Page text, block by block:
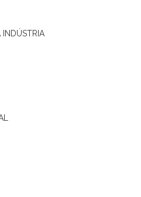
INDÚSTRIA